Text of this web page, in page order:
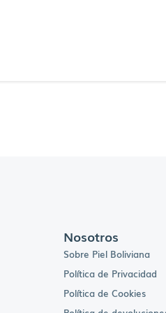
Nosotros
Sobre Piel Boliviana
Política de Privacidad
Política de Cookies